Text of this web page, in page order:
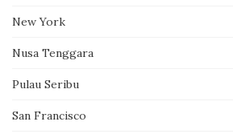
New York
Nusa Tenggara
Pulau Seribu
San Francisco